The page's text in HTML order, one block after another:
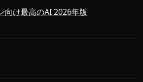
向け最高のAI 2026年版